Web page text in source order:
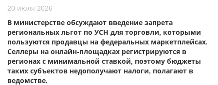
20 июля 2026
В министерстве обсуждают введение запрета
региональных льгот по УСН для торговли, которыми
пользуются продавцы на федеральных маркетплейсах.
Селлеры на онлайн-площадках регистрируются в
регионах с минимальной ставкой, поэтому бюджеты
таких субъектов недополучают налоги, полагают в
ведомстве.